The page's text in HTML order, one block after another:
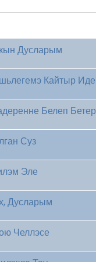
Дусларым
Кайтыр
Белеп
Суз
Эле
Дусларым
Челлэсе